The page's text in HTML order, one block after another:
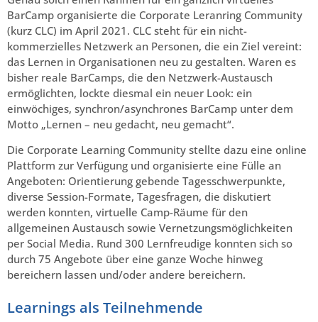
BarCamp organisierte die Corporate Leranring Community
(kurz CLC) im April 2021. CLC steht für ein nicht-
kommerzielles Netzwerk an Personen, die ein Ziel vereint:
das Lernen in Organisationen neu zu gestalten. Waren es
bisher reale BarCamps, die den Netzwerk-Austausch
ermöglichten, lockte diesmal ein neuer Look: ein
einwöchiges, synchron/asynchrones BarCamp unter dem
Motto „Lernen – neu gedacht, neu gemacht“.
Die Corporate Learning Community stellte dazu eine online
Plattform zur Verfügung und organisierte eine Fülle an
Angeboten: Orientierung gebende Tagesschwerpunkte,
diverse Session-Formate, Tagesfragen, die diskutiert
werden konnten, virtuelle Camp-Räume für den
allgemeinen Austausch sowie Vernetzungsmöglichkeiten
per Social Media. Rund 300 Lernfreudige konnten sich so
durch 75 Angebote über eine ganze Woche hinweg
bereichern lassen und/oder andere bereichern.
Learnings als Teilnehmende